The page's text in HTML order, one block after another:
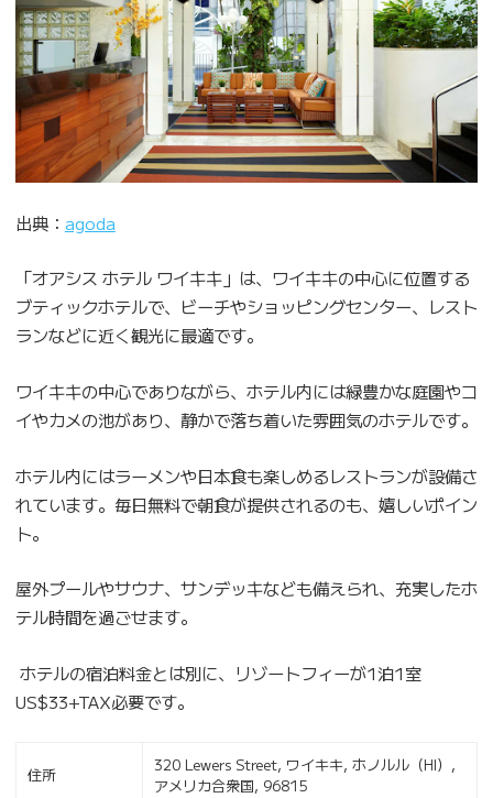
出典： agoda
「オアシス ホテル ワイキキ」は、ワイキキの中心に位置する
ブティックホテルで、ビーチやショッピングセンター、レスト
ランなどに近く観光に最適です。
ワイキキの中心でありながら、ホテル内には緑豊かな庭園やコ
イやカメの池があり、静かで落ち着いた雰囲気のホテルです。
ホテル内にはラーメンや日本食も楽しめるレストランが設備さ
れています。毎日無料で朝食が提供されるのも、嬉しいポイン
ト。
屋外プールやサウナ、サンデッキなども備えられ、充実したホ
テル時間を過ごせます。
ホテルの宿泊料金とは別に、リゾートフィーが1泊1室
US$33+TAX必要です。
住所
320 Lewers Street, ワイキキ, ホノルル（HI）,
アメリカ合衆国, 96815